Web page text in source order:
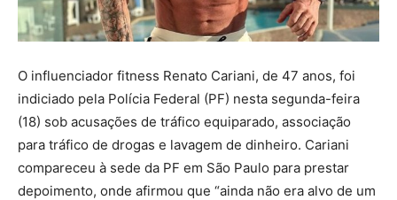
O influenciador fitness Renato Cariani, de 47 anos, foi
indiciado pela Polícia Federal (PF) nesta segunda-feira
(18) sob acusações de tráfico equiparado, associação
para tráfico de drogas e lavagem de dinheiro. Cariani
compareceu à sede da PF em São Paulo para prestar
depoimento, onde afirmou que “ainda não era alvo de um